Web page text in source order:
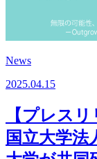
News
2025.04.15
【プレス
国立大学法